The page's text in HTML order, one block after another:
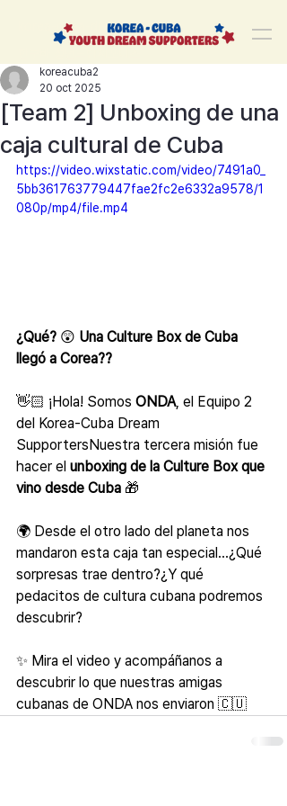
korea-cuba-dream
[Team 2] Unboxing de una
caja cultural de Cuba
koreacuba2
20 oct 2025
https://video.wixstatic.com/video/7491a0_
5bb361763779447fae2fc2e6332a9578/1
080p/mp4/file.mp4
¿Qué? 😲 Una Culture Box de Cuba
llegó a Corea??
👋🏻 ¡Hola! Somos ONDA, el Equipo 2
del Korea-Cuba Dream
SupportersNuestra tercera misión fue
hacer el unboxing de la Culture Box que
vino desde Cuba 🎁
🌍 Desde el otro lado del planeta nos
mandaron esta caja tan especial…¿Qué
sorpresas trae dentro?¿Y qué
pedacitos de cultura cubana podremos
descubrir?
✨ Mira el video y acompáñanos a
descubrir lo que nuestras amigas
cubanas de ONDA nos enviaron 🇨🇺